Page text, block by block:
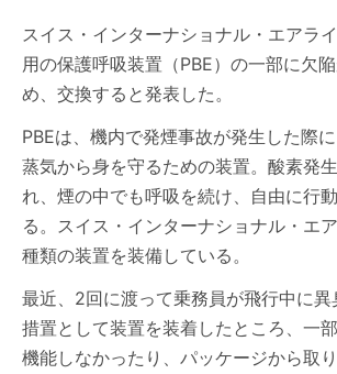
スイス・インターナショナル・エアラ
用の保護呼吸装置（PBE）の一部に欠
め、交換すると発表した。
PBEは、機内で発煙事故が発生した際
蒸気から身を守るための装置。酸素発
れ、煙の中でも呼吸を続け、自由に行
る。スイス・インターナショナル・エ
種類の装置を装備している。
最近、2回に渡って乗務員が飛行中に
措置として装置を装着したところ、一
機能しなかったり、パッケージから取